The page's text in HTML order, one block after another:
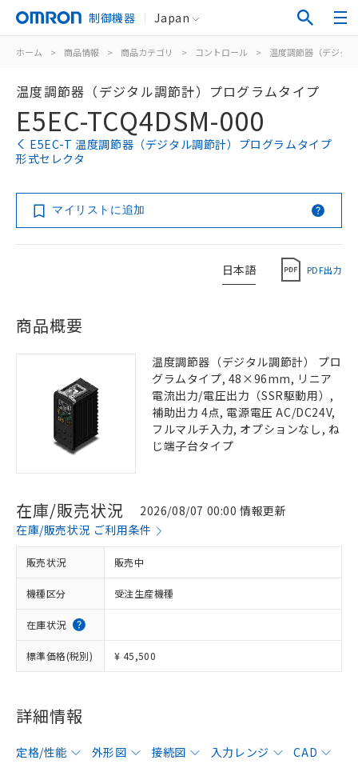
制御機器 Japan
ホーム > 商品情報 > 商品カテゴリ > コントロール > 温度調節器（デジタ
温度調節器（デジタル調節計）プログラムタイプ
E5EC-TCQ4DSM-000
E5EC-T 温度調節器（デジタル調節計）プログラムタイプ
形式セレクタ
マイリストに追加
日本語 PDF出力
商品概要
温度調節器（デジタル調節計） プロ
グラムタイプ, 48×96mm, リニア
電流出力/電圧出力（SSR駆動用）,
補助出力 4点, 電源電圧 AC/DC24V,
フルマルチ入力, オプションなし, ね
じ端子台タイプ
在庫/販売状況
2026/08/07 00:00 情報更新
在庫/販売状況 ご利用条件
販売状況 販売中
機種区分 受注生産機種
在庫状況
標準価格(税別) ¥ 45,500
詳細情報
定格/性能 外形図 接続図 入力レンジ
CAD